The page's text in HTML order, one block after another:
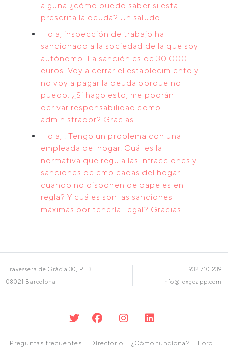
alguna ¿cómo puedo saber si esta
prescrita la deuda? Un saludo.
Hola, inspección de trabajo ha
sancionado a la sociedad de la que soy
autónomo. La sanción es de 30.000
euros. Voy a cerrar el establecimiento y
no voy a pagar la deuda porque no
puedo. ¿Si hago esto, me podrán
derivar responsabilidad como
administrador? Gracias.
Hola, . Tengo un problema con una
empleada del hogar. Cuál es la
normativa que regula las infracciones y
sanciones de empleadas del hogar
cuando no disponen de papeles en
regla? Y cuáles son las sanciones
máximas por tenerla ilegal? Gracias
Travessera de Gràcia 30, Pl. 3
08021 Barcelona
932 710 239
info@lexgoapp.com
Preguntas frecuentes Directorio ¿Cómo funciona? Foro